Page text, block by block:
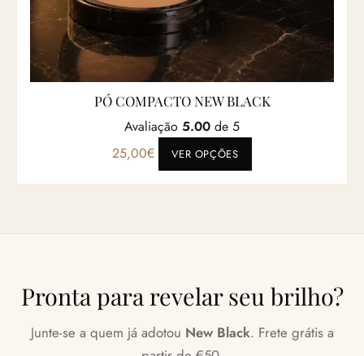
PÓ COMPACTO NEW BLACK
Avaliação 5.00 de 5
25,00€ VER OPÇÕES
Pronta para revelar seu brilho?
Junte-se a quem já adotou New Black. Frete grátis a